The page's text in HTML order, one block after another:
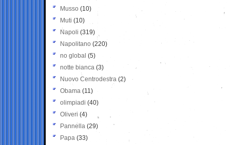
Musso (10)
Muti (10)
Napoli (319)
Napolitano (220)
no global (5)
notte bianca (3)
Nuovo Centrodestra (2)
Obama (11)
olimpiadi (40)
Oliveri (4)
Pannella (29)
Papa (33)